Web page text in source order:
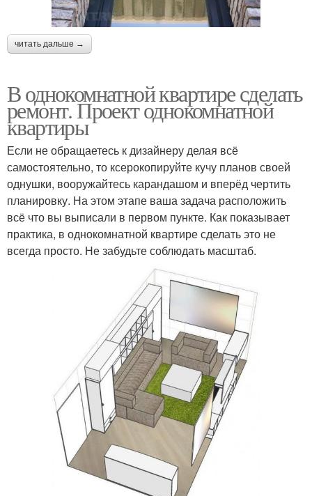
читать дальше →
В однокомнатной квартире сделать
ремонт. Проект однокомнатной
квартиры
Если не обращаетесь к дизайнеру делая всё
самостоятельно, то ксерокопируйте кучу планов своей
однушки, вооружайтесь карандашом и вперёд чертить
планировку. На этом этапе ваша задача расположить
всё что вы выписали в первом пункте. Как показывает
практика, в однокомнатной квартире сделать это не
всегда просто. Не забудьте соблюдать масштаб.